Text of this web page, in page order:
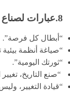
8.عبارات لصناع التغيير
“أبطال كل فرصة”.
“صياغة أنظمة بيئية
“ثورتك اليومية”.
“صنع التاريخ،
“قيادة التغيير،